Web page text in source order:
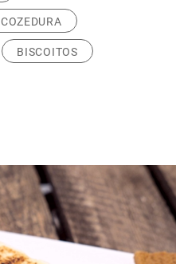
COZEDURA
BISCOITOS